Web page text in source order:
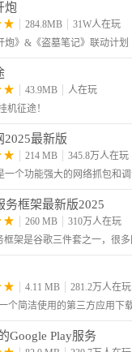
炮
284.8MB
31W人在玩
炮》&《盗墓笔记》联动计划
43.9MB
人在玩
机征途！
2025最新版
214 MB
345.8万人在玩
务框架最新版2025
260 MB
310万人在玩
4.11 MB
281.2万人在玩
Google Play服务